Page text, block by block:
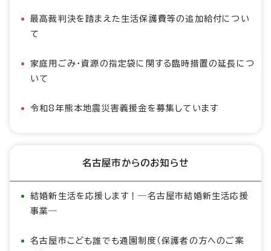
最高裁判決を踏まえた生活保護費等の追加給付につい
て
家庭用ごみ・資源の指定袋に関する臨時措置の延長につ
いて
令和8年熊本地震災害義援金を募集しています
名古屋市からのお知らせ
結婚新生活を応援します！―名古屋市結婚新生活応援
事業―
名古屋市こども誰でも通園制度（保護者の方へのご案